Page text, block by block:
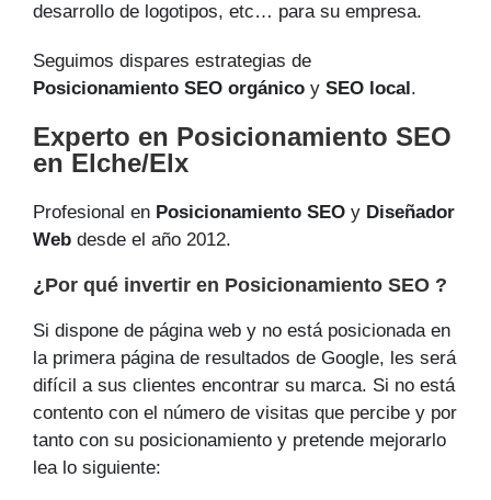
desarrollo de logotipos, etc… para su empresa.
Seguimos dispares estrategias de
Posicionamiento SEO orgánico y SEO local .
Experto en Posicionamiento SEO
en Elche/Elx
Profesional en Posicionamiento SEO y Diseñador
Web desde el año 2012.
¿Por qué invertir en Posicionamiento SEO ?
Si dispone de página web y no está posicionada en
la primera página de resultados de Google, les será
difícil a sus clientes encontrar su marca. Si no está
contento con el número de visitas que percibe y por
tanto con su posicionamiento y pretende mejorarlo
lea lo siguiente: